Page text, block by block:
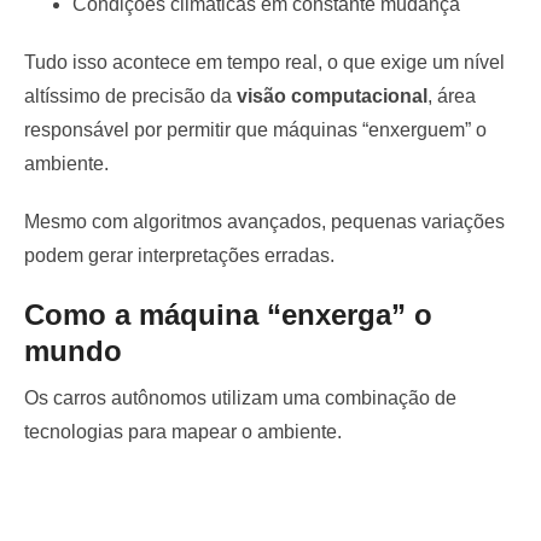
Tudo isso acontece em tempo real, o que exige um nível
altíssimo de precisão da visão computacional , área
responsável por permitir que máquinas “enxerguem” o
ambiente.
Mesmo com algoritmos avançados, pequenas variações
podem gerar interpretações erradas.
Como a máquina “enxerga” o
mundo
Os carros autônomos utilizam uma combinação de
tecnologias para mapear o ambiente.